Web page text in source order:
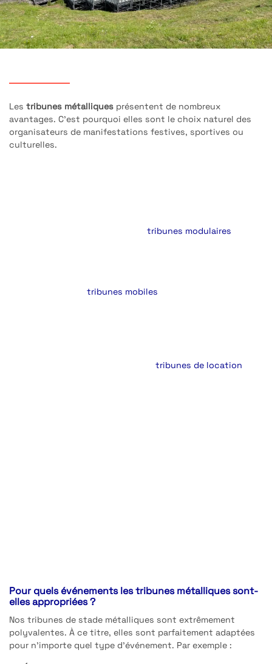
Les tribunes métalliques présentent de nombreux
avantages. C’est pourquoi elles sont le choix naturel des
organisateurs de manifestations festives, sportives ou
culturelles.
tribunes modulaires
tribunes mobiles
tribunes de location
Pour quels événements les tribunes métalliques sont-
elles appropriées ?
Nos tribunes de stade métalliques sont extrêmement
polyvalentes. À ce titre, elles sont parfaitement adaptées
pour n’importe quel type d’événement. Par exemple :